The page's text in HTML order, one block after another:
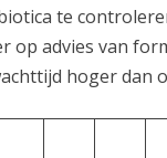
te
op advies van
hoger dan